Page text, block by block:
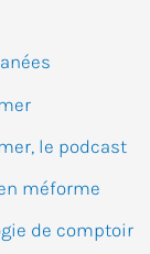
le podcast
méforme
de comptoir